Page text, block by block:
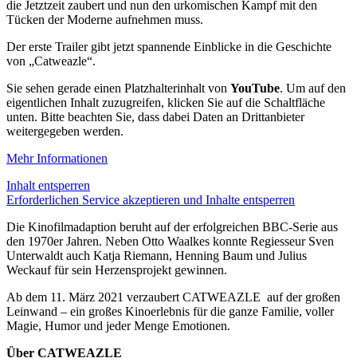
die Jetztzeit zaubert und nun den urkomischen Kampf mit den
Tücken der Moderne aufnehmen muss.
Der erste Trailer gibt jetzt spannende Einblicke in die Geschichte
von „Catweazle“.
Sie sehen gerade einen Platzhalterinhalt von YouTube. Um auf den
eigentlichen Inhalt zuzugreifen, klicken Sie auf die Schaltfläche
unten. Bitte beachten Sie, dass dabei Daten an Drittanbieter
weitergegeben werden.
Mehr Informationen
Inhalt entsperren
Erforderlichen Service akzeptieren und Inhalte entsperren
Die Kinofilmadaption beruht auf der erfolgreichen BBC-Serie aus
den 1970er Jahren. Neben Otto Waalkes konnte Regiesseur Sven
Unterwaldt auch Katja Riemann, Henning Baum und Julius
Weckauf für sein Herzensprojekt gewinnen.
Ab dem 11. März 2021 verzaubert CATWEAZLE auf der großen
Leinwand – ein großes Kinoerlebnis für die ganze Familie, voller
Magie, Humor und jeder Menge Emotionen.
Über CATWEAZLE